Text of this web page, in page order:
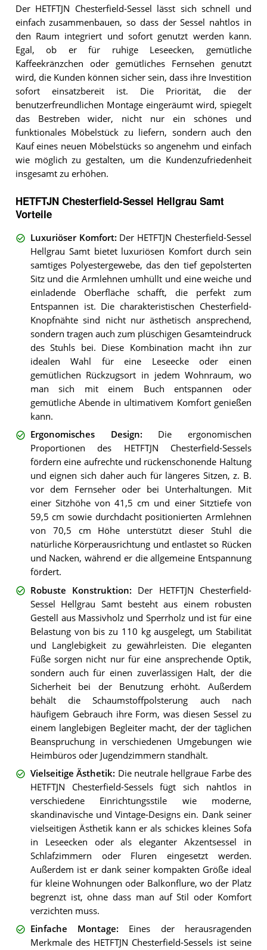
Der HETFTJN Chesterfield-Sessel lässt sich schnell und
einfach zusammenbauen, so dass der Sessel nahtlos in
den Raum integriert und sofort genutzt werden kann.
Egal, ob er für ruhige Leseecken, gemütliche
Kaffeekränzchen oder gemütliches Fernsehen genutzt
wird, die Kunden können sicher sein, dass ihre Investition
sofort einsatzbereit ist. Die Priorität, die der
benutzerfreundlichen Montage eingeräumt wird, spiegelt
das Bestreben wider, nicht nur ein schönes und
funktionales Möbelstück zu liefern, sondern auch den
Kauf eines neuen Möbelstücks so angenehm und einfach
wie möglich zu gestalten, um die Kundenzufriedenheit
insgesamt zu erhöhen.
HETFTJN Chesterfield-Sessel Hellgrau Samt
Vorteile
Luxuriöser Komfort: Der HETFTJN Chesterfield-Sessel
Hellgrau Samt bietet luxuriösen Komfort durch sein
samtiges Polyestergewebe, das den tief gepolsterten
Sitz und die Armlehnen umhüllt und eine weiche und
einladende Oberfläche schafft, die perfekt zum
Entspannen ist. Die charakteristischen Chesterfield-
Knopfnähte sind nicht nur ästhetisch ansprechend,
sondern tragen auch zum plüschigen Gesamteindruck
des Stuhls bei. Diese Kombination macht ihn zur
idealen Wahl für eine Leseecke oder einen
gemütlichen Rückzugsort in jedem Wohnraum, wo
man sich mit einem Buch entspannen oder
gemütliche Abende in ultimativem Komfort genießen
kann.
Ergonomisches Design: Die ergonomischen
Proportionen des HETFTJN Chesterfield-Sessels
fördern eine aufrechte und rückenschonende Haltung
und eignen sich daher auch für längeres Sitzen, z. B.
vor dem Fernseher oder bei Unterhaltungen. Mit
einer Sitzhöhe von 41,5 cm und einer Sitztiefe von
59,5 cm sowie durchdacht positionierten Armlehnen
von 70,5 cm Höhe unterstützt dieser Stuhl die
natürliche Körperausrichtung und entlastet so Rücken
und Nacken, während er die allgemeine Entspannung
fördert.
Robuste Konstruktion: Der HETFTJN Chesterfield-
Sessel Hellgrau Samt besteht aus einem robusten
Gestell aus Massivholz und Sperrholz und ist für eine
Belastung von bis zu 110 kg ausgelegt, um Stabilität
und Langlebigkeit zu gewährleisten. Die eleganten
Füße sorgen nicht nur für eine ansprechende Optik,
sondern auch für einen zuverlässigen Halt, der die
Sicherheit bei der Benutzung erhöht. Außerdem
behält die Schaumstoffpolsterung auch nach
häufigem Gebrauch ihre Form, was diesen Sessel zu
einem langlebigen Begleiter macht, der der täglichen
Beanspruchung in verschiedenen Umgebungen wie
Heimbüros oder Jugendzimmern standhält.
Vielseitige Ästhetik: Die neutrale hellgraue Farbe des
HETFTJN Chesterfield-Sessels fügt sich nahtlos in
verschiedene Einrichtungsstile wie moderne,
skandinavische und Vintage-Designs ein. Dank seiner
vielseitigen Ästhetik kann er als schickes kleines Sofa
in Leseecken oder als eleganter Akzentsessel in
Schlafzimmern oder Fluren eingesetzt werden.
Außerdem ist er dank seiner kompakten Größe ideal
für kleine Wohnungen oder Balkonflure, wo der Platz
begrenzt ist, ohne dass man auf Stil oder Komfort
verzichten muss.
Einfache Montage: Eines der herausragenden
Merkmale des HETFTJN Chesterfield-Sessels ist seine